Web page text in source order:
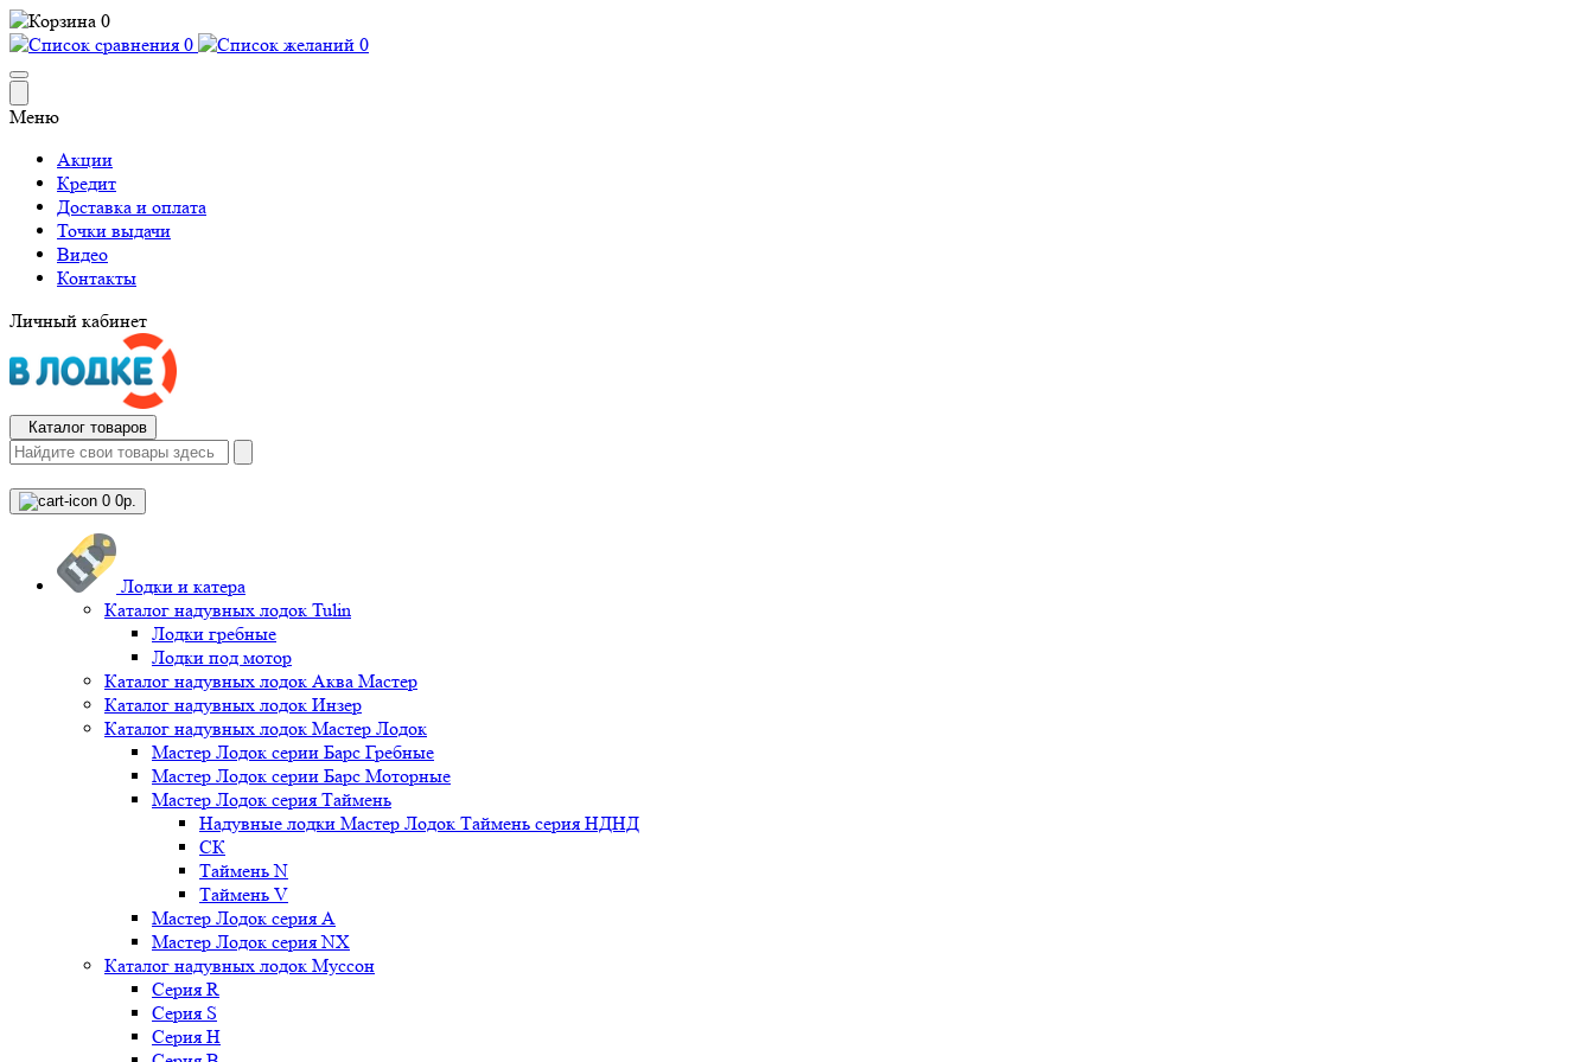
0
0
0
Меню
Акции
Кредит
Доставка и оплата
Точки выдачи
Видео
Контакты
Личный кабинет
Каталог товаров
0 0р.
Лодки и катера
Каталог надувных лодок Tulin
Лодки гребные
Лодки под мотор
Каталог надувных лодок Аква Мастер
Каталог надувных лодок Инзер
Каталог надувных лодок Мастер Лодок
Мастер Лодок серии Барс Гребные
Мастер Лодок серии Барс Моторные
Мастер Лодок серия Таймень
Надувные лодки Мастер Лодок Таймень серия НДНД
СК
Таймень N
Таймень V
Мастер Лодок серия А
Мастер Лодок серия NX
Каталог надувных лодок Муссон
Серия R
Серия S
Серия H